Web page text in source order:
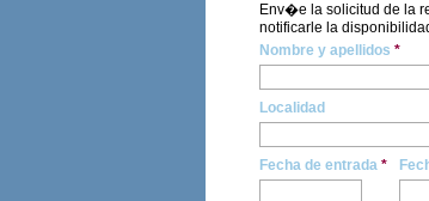
Env�e la solicitud de la
notificarle la
Nombre y apellidos *
Localidad
Fecha de entrada *